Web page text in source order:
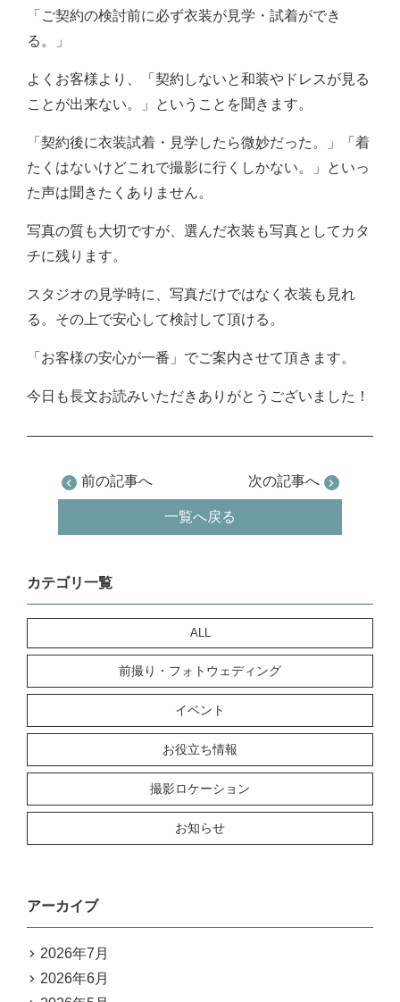
「ご契約の検討前に必ず衣装が見学・試着ができ
る。」
よくお客様より、「契約しないと和装やドレスが見る
ことが出来ない。」ということを聞きます。
「契約後に衣装試着・見学したら微妙だった。」「着
たくはないけどこれで撮影に行くしかない。」といっ
た声は聞きたくありません。
写真の質も大切ですが、選んだ衣装も写真としてカタ
チに残ります。
スタジオの見学時に、写真だけではなく衣装も見れ
る。その上で安心して検討して頂ける。
「お客様の安心が一番」でご案内させて頂きます。
今日も長文お読みいただきありがとうございました！
前の記事へ 次の記事へ
一覧へ戻る
カテゴリ一覧
ALL
前撮り・フォトウェディング
イベント
お役立ち情報
撮影ロケーション
お知らせ
アーカイブ
2026年7月
2026年6月